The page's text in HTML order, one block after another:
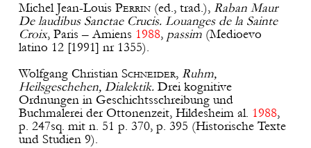
Michel Jean-Louis Perrin(ed., trad.), Raban Maur
De laudibus Sanctae Crucis. Louanges de la Sainte
Croix, Paris – Amiens 1988, passim(Medioevo
latino 12 [1991] nr 1355).
Wolfgang Christian Schneider, Ruhm,
Heilsgeschehen, Dialektik. Drei kognitive
Ordnungen in Geschichtsschreibung und
Buchmalerei der Ottonenzeit, Hildesheim al. 1988,
p. 247sq. mit n. 51 p. 370, p. 395 (Historische Texte
und Studien 9).